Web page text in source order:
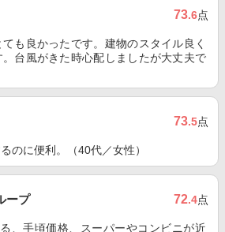
73.6点
も良かったです。建物のスタイル良く
。台風がきた時心配しましたが大丈夫で
73.5点
のに便利。（40代／女性）
ープ 72.4点
、手頃価格、スーパーやコンビニが近